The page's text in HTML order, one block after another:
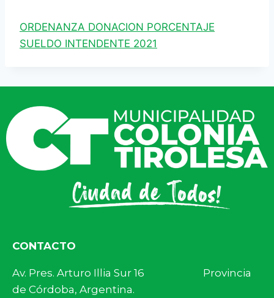
ORDENANZA DONACION PORCENTAJE
SUELDO INTENDENTE 2021
CONTACTO
Av. Pres. Arturo Illia Sur 16 Provincia
de Córdoba, Argentina.